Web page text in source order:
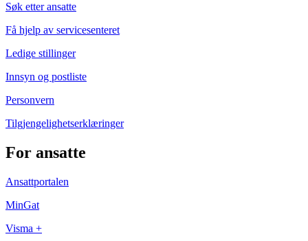
Søk etter ansatte
Få hjelp av servicesenteret
Ledige stillinger
Innsyn og postliste
Personvern
Tilgjengelighetserklæringer
For ansatte
Ansattportalen
MinGat
Visma +